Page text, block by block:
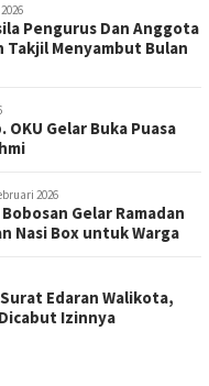
Pengurus Dan Anggota
Takjil Menyambut Bulan
OKU Gelar Buka Puasa
2026
Gelar Ramadan
Nasi Box untuk Warga
Edaran Walikota,
Izinnya